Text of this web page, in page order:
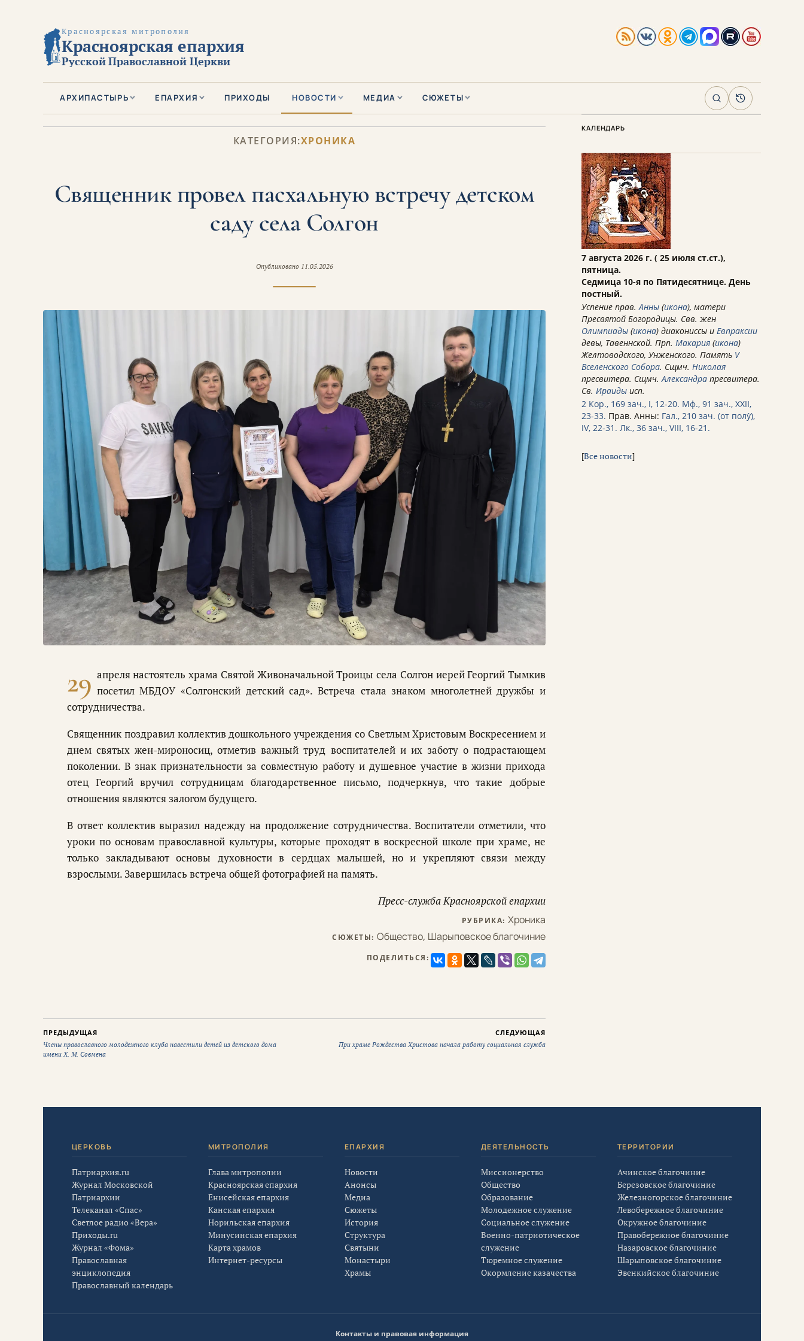
Красноярская митрополия
Красноярская епархия
Русской Православной Церкви
АРХИПАСТЫРЬ ЕПАРХИЯ ПРИХОДЫ НОВОСТИ МЕДИА СЮЖЕТЫ ПоискАрхив
КАТЕГОРИЯ:ХРОНИКА
Священник провел пасхальную встречу детском
саду села Солгон
Опубликовано 11.05.2026
29 апреля настоятель храма Святой Живоначальной Троицы села Солгон иерей Георгий Тымкив
посетил МБДОУ «Солгонский детский сад». Встреча стала знаком многолетней дружбы и
сотрудничества.
Священник поздравил коллектив дошкольного учреждения со Светлым Христовым Воскресением и
днем святых жен-мироносиц, отметив важный труд воспитателей и их заботу о подрастающем
поколении. В знак признательности за совместную работу и душевное участие в жизни прихода
отец Георгий вручил сотрудницам благодарственное письмо, подчеркнув, что такие добрые
отношения являются залогом будущего.
В ответ коллектив выразил надежду на продолжение сотрудничества. Воспитатели отметили, что
уроки по основам православной культуры, которые проходят в воскресной школе при храме, не
только закладывают основы духовности в сердцах малышей, но и укрепляют связи между
взрослыми. Завершилась встреча общей фотографией на память.
Пресс-служба Красноярской епархии
РУБРИКА: Хроника
СЮЖЕТЫ: Общество, Шарыповское благочиние
ПОДЕЛИТЬСЯ:
ПРЕДЫДУЩАЯ
Члены православного молодежного клуба навестили детей из детского дома
имени Х. М. Совмена
СЛЕДУЮЩАЯ
При храме Рождества Христова начала работу социальная служба
КАЛЕНДАРЬ
7 августа 2026 г. ( 25 июля ст.ст.),
пятница.
Седмица 10-я по Пятидесятнице. День
постный.
Успение прав.Анны (икона), матери
Пресвятой Богородицы. Свв. жен
Олимпиады (икона) диакониссы и Евпраксии
девы, Тавеннской. Прп. Макария (икона)
Желтоводского, Унженского. Память V
Вселенского Собора. Сщмч. Николая
пресвитера. Сщмч.Александра пресвитера.
Св. Ираиды исп.
2 Кор., 169 зач., I, 12-20. Мф., 91 зач., XXII,
23-33. Прав. Анны: Гал., 210 зач. (от полу́),
IV, 22-31. Лк., 36 зач., VIII, 16-21.
[Все новости]
ЦЕРКОВЬ
Патриархия.ru
Журнал Московской
Патриархии
Телеканал «Спас»
Светлое радио «Вера»
Приходы.ru
Журнал «Фома»
Православная
энциклопедия
Православный календарь
МИТРОПОЛИЯ
Глава митрополии
Красноярская епархия
Енисейская епархия
Канская епархия
Норильская епархия
Минусинская епархия
Карта храмов
Интернет-ресурсы
ЕПАРХИЯ
Новости
Анонсы
Медиа
Сюжеты
История
Структура
Святыни
Монастыри
Храмы
ДЕЯТЕЛЬНОСТЬ
Миссионерство
Общество
Образование
Молодежное служение
Социальное служение
Военно-патриотическое
служение
Тюремное служение
Окормление казачества
ТЕРРИТОРИИ
Ачинское благочиние
Березовское благочиние
Железногорское благочиние
Левобережное благочиние
Окружное благочиние
Правобережное благочиние
Назаровское благочиние
Шарыповское благочиние
Эвенкийское благочиние
Контакты и правовая информация